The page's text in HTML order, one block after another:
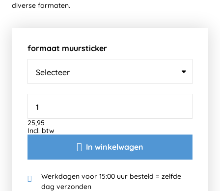
diverse formaten.
formaat muursticker
In winkelwagen
25,95
Incl. btw
Werkdagen voor 15:00 uur besteld = zelfde
dag verzonden